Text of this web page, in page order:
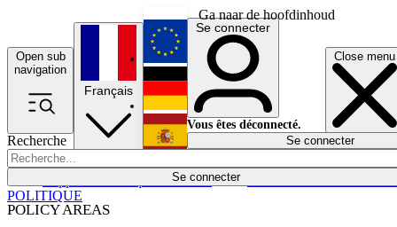
Ga naar de hoofdinhoud
Open sub
navigation
Close menu
Recherche
Se connecter
POLICY AREAS
Économie
Français
English
Deutsch
Español
Se connecter
Vous êtes déconnecté.
Se connecter
POLITIQUE